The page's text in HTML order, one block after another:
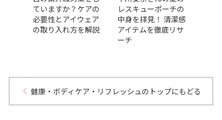
ていますか？ケアの
必要性とアイウェア
の取り入れ方を解説
レスキューポーチの
中身を拝見！ 清潔感
アイテムを徹底リサ
ーチ
健康・ボディケア・リフレッシュのトップにもどる